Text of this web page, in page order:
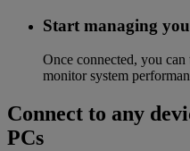
Start managing
Once connected, you can
monitor system
Connect to any
PCs